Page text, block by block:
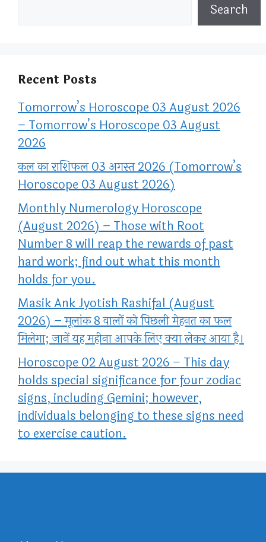
Search
Recent Posts
Tomorrow’s Horoscope 03 August 2026
– Tomorrow’s Horoscope 03 August
2026
कल का राशिफल 03 अगस्त 2026 (Tomorrow’s
Horoscope 03 August 2026)
Monthly Numerology Horoscope
(August 2026) – Those with Root
Number 8 will reap the rewards of past
hard work; find out what this month
holds for you.
Masik Ank Jyotish Rashifal (August
2026) – मूलांक 8 वालों को पिछली मेहनत का फल
मिलेगा; जानें यह महीना आपके लिए क्या लेकर आया है।
Horoscope 02 August 2026 – This day
holds special significance for four zodiac
signs, including Gemini; however,
individuals belonging to these signs need
to exercise caution.